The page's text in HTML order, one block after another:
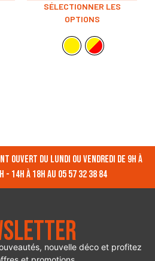
SÉLECTIONNER LES
OPTIONS
ouvert du lundi ou vendredi de 9h à
- 14h à 18h au 05 57 32 38 84
nouvelle déco et profitez